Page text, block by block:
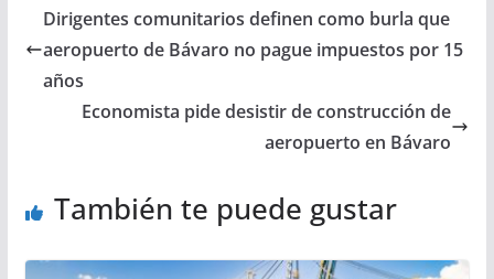
Dirigentes comunitarios definen como burla que
aeropuerto de Bávaro no pague impuestos por 15
años
Economista pide desistir de construcción de
aeropuerto en Bávaro
También te puede gustar